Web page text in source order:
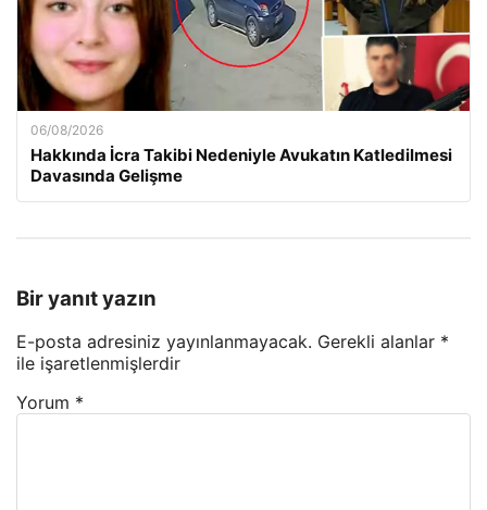
06/08/2026
Hakkında İcra Takibi Nedeniyle Avukatın Katledilmesi
Davasında Gelişme
Bir yanıt yazın
E-posta adresiniz yayınlanmayacak. Gerekli alanlar *
ile işaretlenmişlerdir
Yorum *